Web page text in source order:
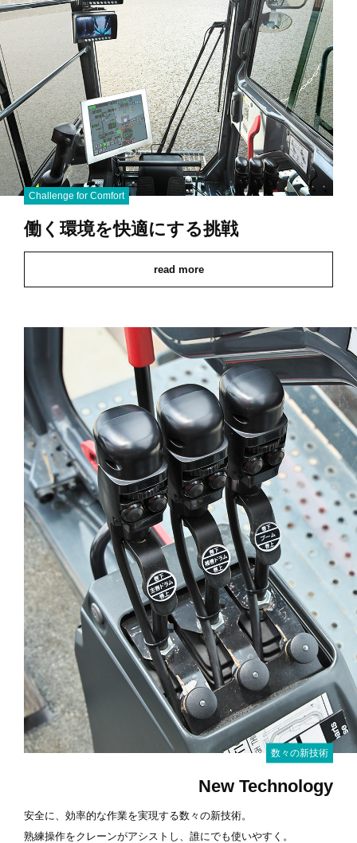
Challenge for Comfort
働く環境を快適にする挑戦
read more
数々の新技術
New Technology
安全に、効率的な作業を実現する数々の新技術。
熟練操作をクレーンがアシストし、誰にでも使いやすく。